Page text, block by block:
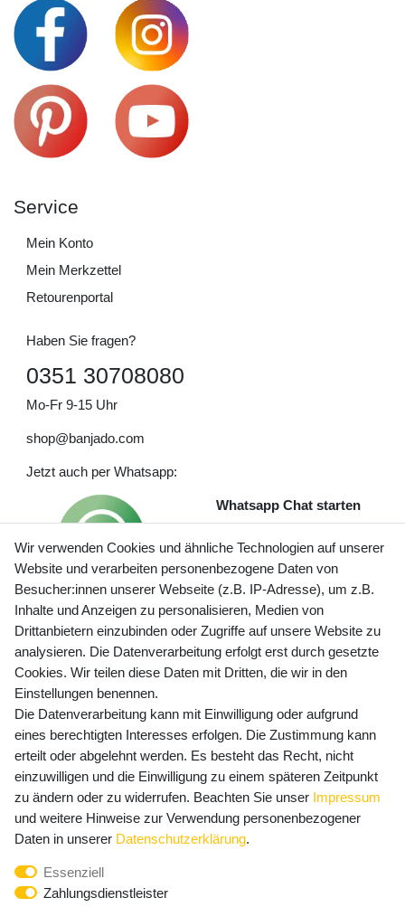
Service
Mein Konto
Mein Merkzettel
Retourenportal
Haben Sie fragen?
0351 30708080
Mo-Fr 9-15 Uhr
shop@banjado.com
Jetzt auch per Whatsapp:
Whatsapp Chat starten
Preisangaben inkl. gesetzl. MwSt. und zzgl. Service- und
Versandkosten
Newsletter Anmeldung - Keine Angebote
mehr verpassen!
E-MAIL **
Newsletter
Honig
Hiermit bestätige ich, dass ich dieDaten­schutz­erklärung
widerrufen.**
Wir verwenden Cookies und ähnliche Technologien auf unserer
Website und verarbeiten personenbezogene Daten von
Besucher:innen unserer Webseite (z.B. IP-Adresse), um z.B.
Inhalte und Anzeigen zu personalisieren, Medien von
Drittanbietern einzubinden oder Zugriffe auf unsere Website zu
analysieren. Die Datenverarbeitung erfolgt erst durch gesetzte
Cookies. Wir teilen diese Daten mit Dritten, die wir in den
Einstellungen benennen.
Die Datenverarbeitung kann mit Einwilligung oder aufgrund
eines berechtigten Interesses erfolgen. Die Zustimmung kann
erteilt oder abgelehnt werden. Es besteht das Recht, nicht
einzuwilligen und die Einwilligung zu einem späteren Zeitpunkt
zu ändern oder zu widerrufen. Beachten Sie unser Impressum
und weitere Hinweise zur Verwendung personenbezogener
Daten in unserer Daten­schutz­erklärung.
Essenziell
Zahlungsdienstleister